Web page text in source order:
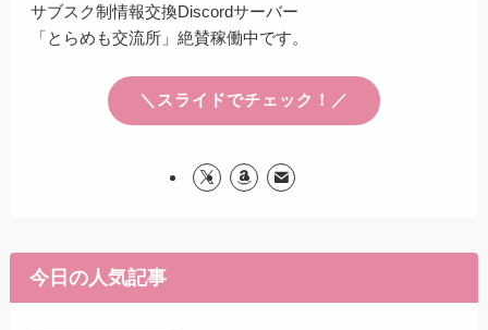
サブスク制情報交換Discordサーバー
「とらめも交流所」絶賛稼働中です。
＼スライドでチェック！／
今日の人気記事